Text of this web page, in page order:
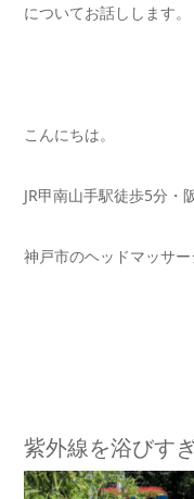
についてお話しします。
こんにちは。
JR甲南山手駅徒歩5分・
神戸市のヘッドマッサ
紫外線を浴びす